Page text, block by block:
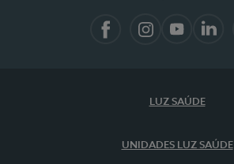
LUZ SAÚDE
UNIDADES LUZ SAÚDE